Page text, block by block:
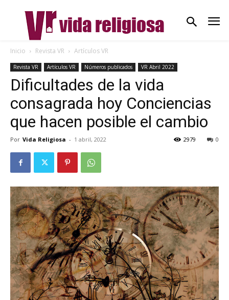
Inicio Revista VR Artículos VR
Revista VR Artículos VR Números publicados VR Abril 2022
Dificultades de la vida
consagrada hoy Conciencias
que hacen posible el cambio
Por Vida Religiosa - 1 abril, 2022 0
2979